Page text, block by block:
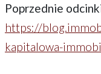
Poprzednie
https://
kapitalowa-